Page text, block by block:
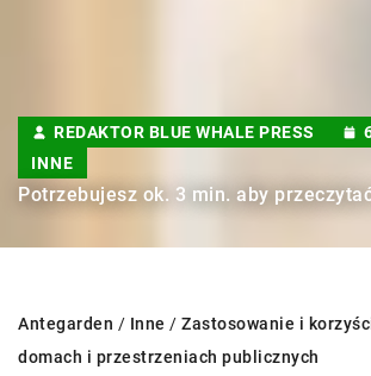
REDAKTOR BLUE WHALE PRESS
INNE
Potrzebujesz ok. 3 min. aby
Antegarden / Inne / Zastosowanie i
domach i przestrzeniach publicznych